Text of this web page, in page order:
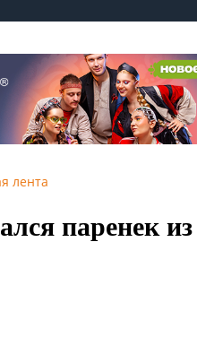
лента
паренек